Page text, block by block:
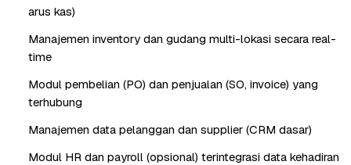
arus kas)
Manajemen inventory dan gudang multi-lokasi secara real-
time
Modul pembelian (PO) dan penjualan (SO, invoice) yang
terhubung
Manajemen data pelanggan dan supplier (CRM dasar)
Modul HR dan payroll (opsional) terintegrasi data kehadiran